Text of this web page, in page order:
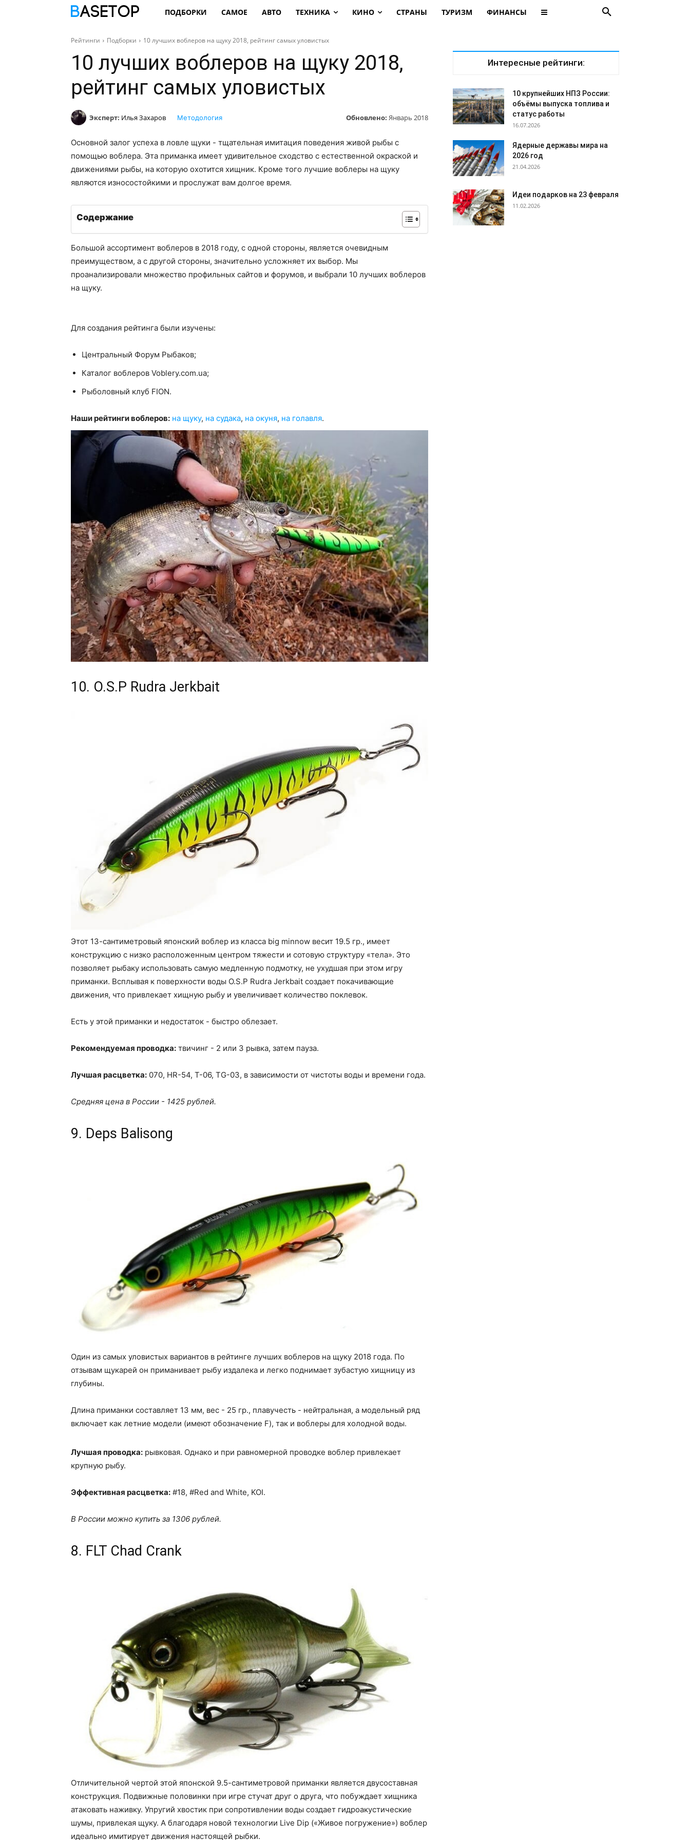
ПОДБОРКИ САМОЕ АВТО ТЕХНИКА КИНО СТРАНЫ ТУРИЗМ ФИНАНСЫ
Рейтинги Подборки 10 лучших воблеров на щуку 2018, рейтинг самых уловистых
10 лучших воблеров на щуку 2018,
рейтинг самых уловистых
Эксперт: Илья Захаров Обновлено: Январь 2018
Методология
Основной залог успеха в ловле щуки - тщательная имитация поведения живой рыбы с
помощью воблера. Эта приманка имеет удивительное сходство с естественной окраской и
движениями рыбы, на которую охотится хищник. Кроме того лучшие воблеры на щуку
являются износостойкими и прослужат вам долгое время.
Содержание
Большой ассортимент воблеров в 2018 году, с одной стороны, является очевидным
преимуществом, а с другой стороны, значительно усложняет их выбор. Мы
проанализировали множество профильных сайтов и форумов, и выбрали 10 лучших воблеров
на щуку.
Для создания рейтинга были изучены:
Центральный Форум Рыбаков;
Каталог воблеров Voblery.com.ua;
Рыболовный клуб FION.
Наши рейтинги воблеров: на щуку, на судака, на окуня, на голавля.
10. O.S.P Rudra Jerkbait
Этот 13-сантиметровый японский воблер из класса big minnow весит 19.5 гр., имеет
конструкцию с низко расположенным центром тяжести и сотовую структуру «тела». Это
позволяет рыбаку использовать самую медленную подмотку, не ухудшая при этом игру
приманки. Всплывая к поверхности воды O.S.P Rudra Jerkbait создает покачивающие
движения, что привлекает хищную рыбу и увеличивает количество поклевок.
Есть у этой приманки и недостаток - быстро облезает.
Рекомендуемая проводка: твичинг - 2 или 3 рывка, затем пауза.
Лучшая расцветка: 070, HR-54, T-06, TG-03, в зависимости от чистоты воды и времени года.
Средняя цена в России - 1425 рублей.
9. Deps Balisong
Один из самых уловистых вариантов в рейтинге лучших воблеров на щуку 2018 года. По
отзывам щукарей он приманивает рыбу издалека и легко поднимает зубастую хищницу из
глубины.
Длина приманки составляет 13 мм, вес - 25 гр., плавучесть - нейтральная, а модельный ряд
включает как летние модели (имеют обозначение F), так и воблеры для холодной воды.
Лучшая проводка: рывковая. Однако и при равномерной проводке воблер привлекает
крупную рыбу.
Эффективная расцветка: #18, #Red and White, KOI.
В России можно купить за 1306 рублей.
8. FLT Chad Crank
Отличительной чертой этой японской 9.5-сантиметровой приманки является двусоставная
конструкция. Подвижные половинки при игре стучат друг о друга, что побуждает хищника
атаковать наживку. Упругий хвостик при сопротивлении воды создает гидроакустические
шумы, привлекая щуку. А благодаря новой технологии Live Dip («Живое погружение») воблер
идеально имитирует движения настоящей рыбки.
Интересные рейтинги:
10 крупнейших НПЗ России:
объёмы выпуска топлива и
статус работы
16.07.2026
Ядерные державы мира на
2026 год
21.04.2026
Идеи подарков на 23 февраля
11.02.2026